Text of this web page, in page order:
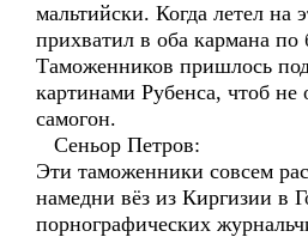
мальтийски. Когда летел на
прихватил в оба кармана по
Таможенников пришлось
картинами Рубенса, чтоб не
самогон.
Сеньор Петров:
Эти таможенники совсем
намедни вёз из Киргизии в
порнографических